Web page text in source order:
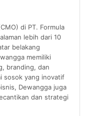
di PT. Formula
lebih dari 10
belakang
memiliki
branding, dan
sosok yang inovatif
Dewangga juga
dan strategi